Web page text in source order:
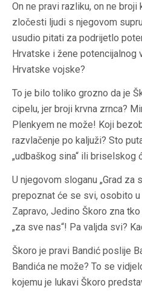
On ne pravi razliku, on ne
zločesti ljudi s njegovom
usudio pitati za podrijetlo
Hrvatske i žene potencijalnog
Hrvatske vojske?
To je bilo toliko grozno da je
cipelu, jer broji krvna zrnca?
Plenkyem ne može! Koji
razvlačenje po kaljuži? Sto
„udbaškog sina“ ili briselskog
U njegovom sloganu „Grad za
prepoznat će se svi, osobito u
Zapravo, Jedino Škoro zna
„za sve nas“! Pa valjda svi?
Škoro je pravi Bandić poslije
Bandića ne može? To se
kojemu je lukavi Škoro